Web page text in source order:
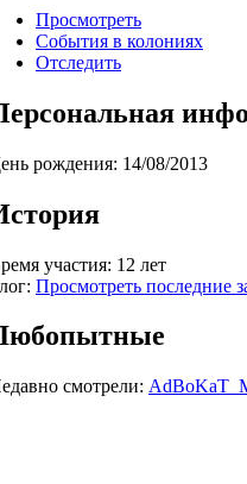
Просмотреть
События в колониях
Отследить
рождения: 14/08/2013
участия: 12 лет
Просмотреть последние
смотрели: